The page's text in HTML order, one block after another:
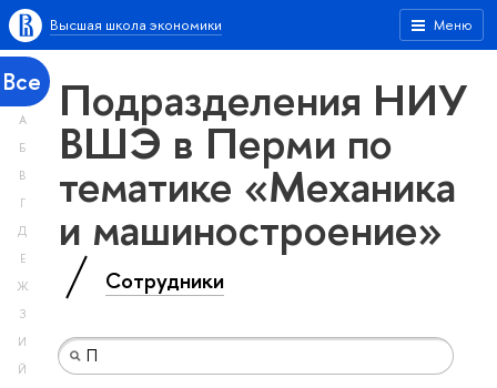
Меню
Высшая школа экономики
Все
А
Б
В
Г
Д
Е
Ж
З
И
Й
Подразделения НИУ
ВШЭ в Перми по
тематике «Механика
и машиностроение»
Сотрудники